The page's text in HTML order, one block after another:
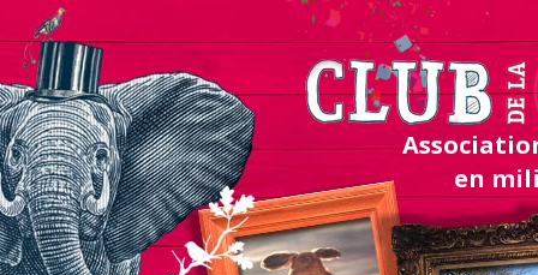
en